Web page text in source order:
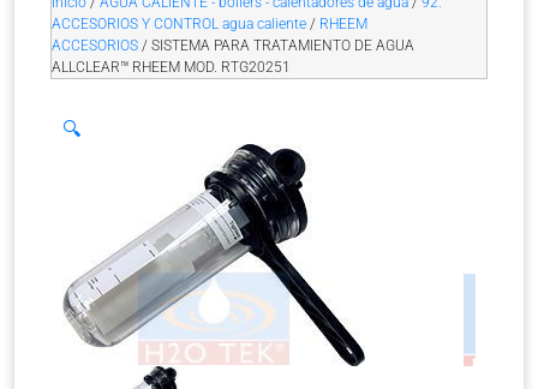
ACCESORIOS Y CONTROL agua caliente / RHEEM
ACCESORIOS / SISTEMA PARA TRATAMIENTO DE AGUA
ALLCLEAR™ RHEEM MOD. RTG20251
🔍